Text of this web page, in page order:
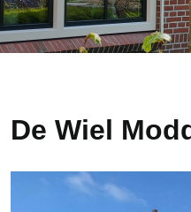
De Wiel